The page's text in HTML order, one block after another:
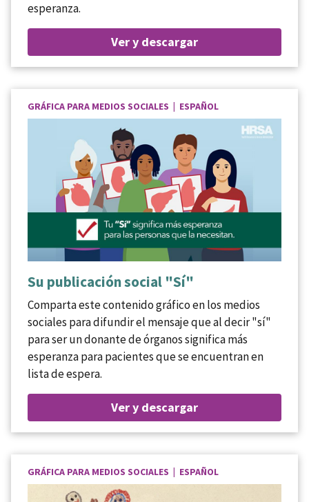
esperanza.
Ver y descargar
GRÁFICA PARA MEDIOS SOCIALES | ESPAÑOL
Su publicación social "Sí"
Comparta este contenido gráfico en los medios
sociales para difundir el mensaje que al decir "sí"
para ser un donante de órganos significa más
esperanza para pacientes que se encuentran en
lista de espera.
Ver y descargar
GRÁFICA PARA MEDIOS SOCIALES | ESPAÑOL